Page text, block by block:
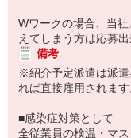
Wワークの場合、当
えてしまう方は応募出
備考
※紹介予定派遣は派
れば直接雇用されます
■感染症対策として
全従業員の検温・マ